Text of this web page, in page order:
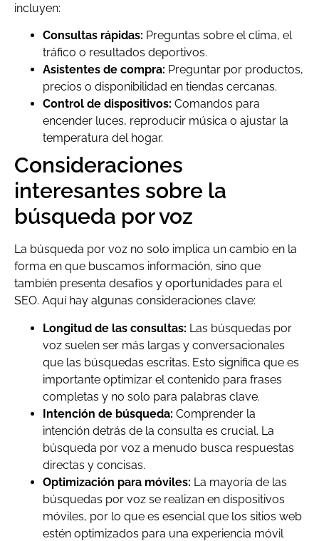
incluyen:
Consultas rápidas: Preguntas sobre el clima, el
tráfico o resultados deportivos.
Asistentes de compra: Preguntar por productos,
precios o disponibilidad en tiendas cercanas.
Control de dispositivos: Comandos para
encender luces, reproducir música o ajustar la
temperatura del hogar.
Consideraciones
interesantes sobre la
búsqueda por voz
La búsqueda por voz no solo implica un cambio en la
forma en que buscamos información, sino que
también presenta desafíos y oportunidades para el
SEO. Aquí hay algunas consideraciones clave:
Longitud de las consultas: Las búsquedas por
voz suelen ser más largas y conversacionales
que las búsquedas escritas. Esto significa que es
importante optimizar el contenido para frases
completas y no solo para palabras clave.
Intención de búsqueda: Comprender la
intención detrás de la consulta es crucial. La
búsqueda por voz a menudo busca respuestas
directas y concisas.
Optimización para móviles: La mayoría de las
búsquedas por voz se realizan en dispositivos
móviles, por lo que es esencial que los sitios web
estén optimizados para una experiencia móvil